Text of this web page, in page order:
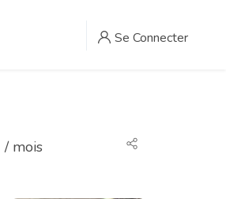
Se Connecter
/ mois